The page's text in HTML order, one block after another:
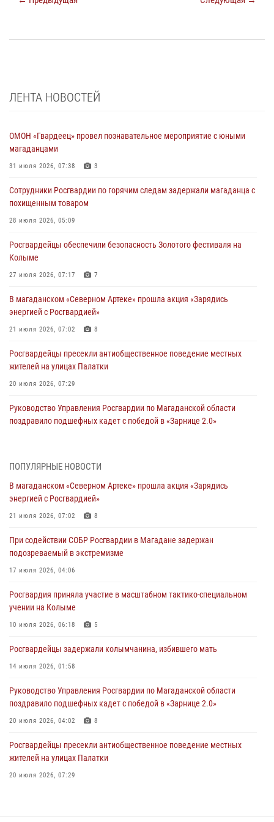
ЛЕНТА НОВОСТЕЙ
ОМОН «Гвардеец» провел познавательное мероприятие с юными
магаданцами
31 июля 2026, 07:38 3
Сотрудники Росгвардии по горячим следам задержали магаданца с
похищенным товаром
28 июля 2026, 05:09
Росгвардейцы обеспечили безопасность Золотого фестиваля на
Колыме
27 июля 2026, 07:17 7
В магаданском «Северном Артеке» прошла акция «Зарядись
энергией с Росгвардией»
21 июля 2026, 07:02 8
Росгвардейцы пресекли антиобщественное поведение местных
жителей на улицах Палатки
20 июля 2026, 07:29
Руководство Управления Росгвардии по Магаданской области
поздравило подшефных кадет с победой в «Зарнице 2.0»
При содействии СОБР Росгвардии в Магадане задержан
17 июля 2026, 04:06
«Каникулы с Росгвардией» продолжаются на Колыме
Начальник Главного штаба – первый заместитель директора
Росгвардии Герой России генерал-полковник Сергей Бойко
15 июля 2026, 06:21
Кинологический тандем из Магадана завоевал бронзу на
15 июля 2026, 04:34
ПОПУЛЯРНЫЕ НОВОСТИ
В магаданском «Северном Артеке» прошла акция «Зарядись
энергией с Росгвардией»
21 июля 2026, 07:02 8
При содействии СОБР Росгвардии в Магадане задержан
подозреваемый в экстремизме
17 июля 2026, 04:06
Росгвардия приняла участие в масштабном тактико-специальном
учении на Колыме
10 июля 2026, 06:18 5
Росгвардейцы задержали колымчанина, избившего мать
14 июля 2026, 01:58
Руководство Управления Росгвардии по Магаданской области
поздравило подшефных кадет с победой в «Зарнице 2.0»
20 июля 2026, 04:02 8
Росгвардейцы пресекли антиобщественное поведение местных
жителей на улицах Палатки
20 июля 2026, 07:29
16 июля 2026, 03:27 6